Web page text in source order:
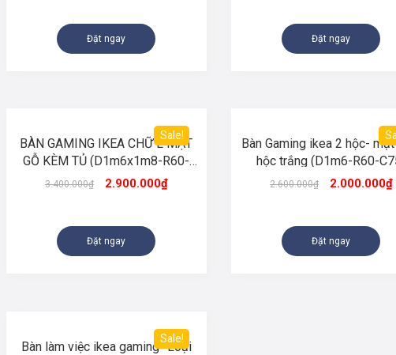
Đặt ngay Đặt ngay
Sale!
BÀN GAMING IKEA CHỮ L MẶT
GỖ KÈM TỦ (D1m6x1m8-R60-
C75)
3.400.000₫ 2.900.000₫
Đặt ngay
Bàn Gaming ikea 2 hộc-
hộc trắng (D1m6-R60-
2.600.000₫ 2.000.000₫
Đặt ngay
Sale!
Bàn làm việc ikea gaming- Loại